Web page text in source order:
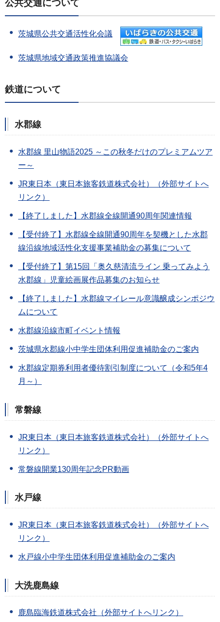
公共交通について
茨城県公共交通活性化会議
茨城県地域交通政策推進協議会
鉄道について
水郡線
水郡線 里山物語2025 ～この秋冬だけのプレミアムツア
ー～
JR東日本（東日本旅客鉄道株式会社）（外部サイトへ
リンク）
【終了しました】水郡線全線開通90周年関連情報
【受付終了】水郡線全線開通90周年を契機とした水郡
線沿線地域活性化支援事業補助金の募集について
【受付終了】 第15回「奥久慈清流ライン 乗ってみよう
水郡線」児童絵画展作品募集のお知らせ
【終了しました】 水郡線マイレール意識醸成シンポジウ
ムについて
水郡線沿線市町イベント情報
茨城県水郡線小中学生団体利用促進補助金のご案内
水郡線定期券利用者優待割引制度について（令和5年4
月～）
常磐線
JR東日本（東日本旅客鉄道株式会社）（外部サイトへ
リンク）
常磐線開業130周年記念PR動画
水戸線
JR東日本（東日本旅客鉄道株式会社）（外部サイトへ
リンク）
水戸線小中学生団体利用促進補助金のご案内
大洗鹿島線
鹿島臨海鉄道株式会社（外部サイトへリンク）